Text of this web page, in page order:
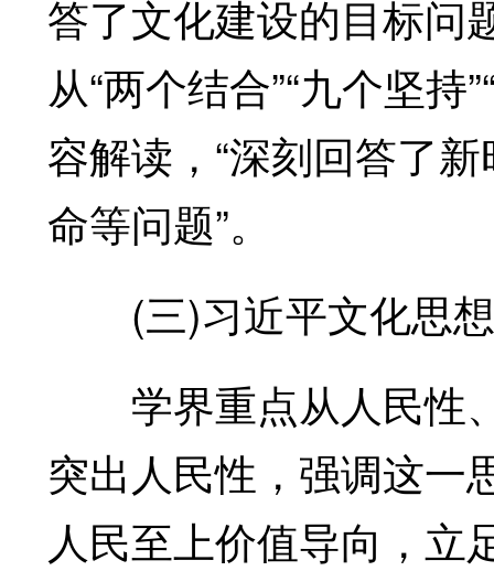
答了文化建设的目标问
从“两个结合”“九个坚持
容解读，“深刻回答了
命等问题”。
(三)习近平文化思想
学界重点从人民性
突出人民性，强调这一
人民至上价值导向，立